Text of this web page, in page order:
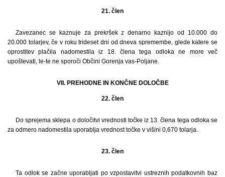
21. člen
Zavezanec se kaznuje za prekršek z denarno kaznijo od 10.000 do
20.000 tolarjev, če v roku trideset dni od dneva spremembe, glede katere se
oprostitev plačila nadomestila iz 18. člena tega odloka ne more več
upoštevati, le-te ne sporoči Občini Gorenja vas-Poljane.
VII. PREHODNE IN KONČNE DOLOČBE
22. člen
Do sprejema sklepa o določitvi vrednosti točke iz 13. člena tega odloka se
za odmero nadomestila uporablja vrednost točke v višini 0,670 tolarja.
23. člen
Ta odlok se začne uporabljati po vzpostavitvi ustreznih podatkovnih baz